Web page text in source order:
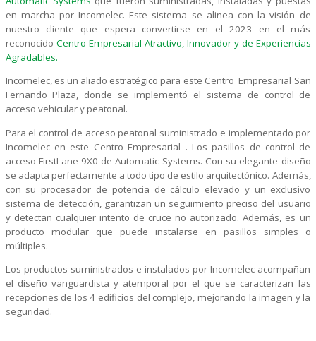
en marcha por Incomelec. Este sistema se alinea con la visión de
nuestro cliente que espera convertirse en el 2023 en el más
reconocido Centro Empresarial Atractivo, Innovador y de Experiencias
Agradables.
Incomelec, es un aliado estratégico para este Centro Empresarial San
Fernando Plaza, donde se implementó el sistema de control de
acceso vehicular y peatonal.
Para el control de acceso peatonal suministrado e implementado por
Incomelec en este Centro Empresarial . Los pasillos de control de
acceso FirstLane 9X0 de Automatic Systems. Con su elegante diseño
se adapta perfectamente a todo tipo de estilo arquitectónico. Además,
con su procesador de potencia de cálculo elevado y un exclusivo
sistema de detección, garantizan un seguimiento preciso del usuario
y detectan cualquier intento de cruce no autorizado. Además, es un
producto modular que puede instalarse en pasillos simples o
múltiples.
Los productos suministrados e instalados por Incomelec acompañan
el diseño vanguardista y atemporal por el que se caracterizan las
recepciones de los 4 edificios del complejo, mejorando la imagen y la
seguridad.